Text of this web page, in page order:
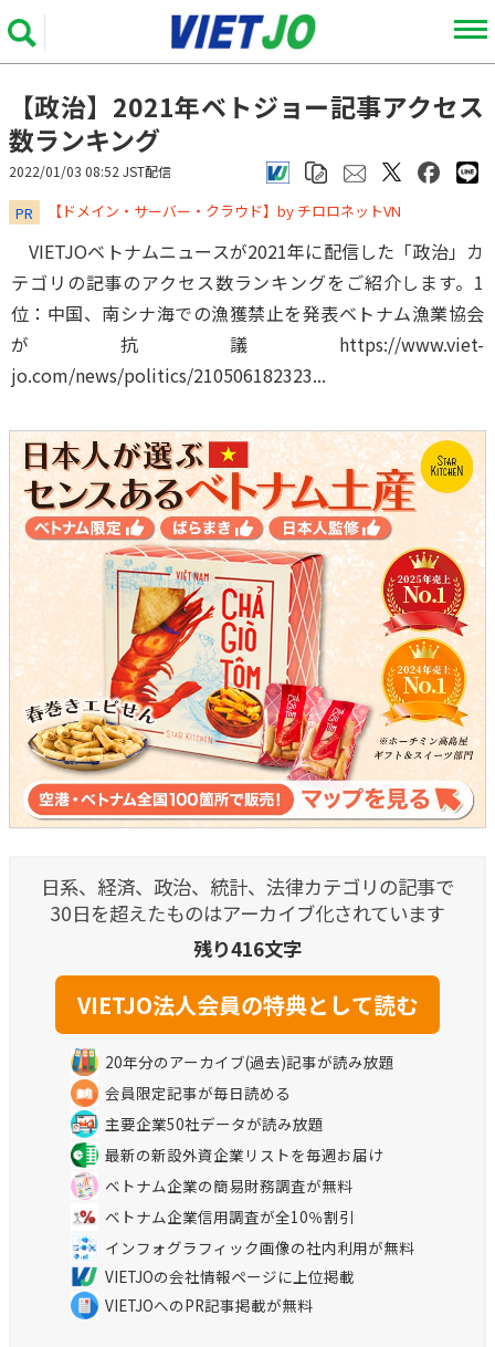
【政治】2021年ベトジョー記事アクセス
数ランキング
2022/01/03 08:52 JST配信
PR ​​​​​​​【ドメイン・サーバー・クラウド】by チロロネットVN
VIETJOベトナムニュースが2021年に配信した「政治」カ
テゴリの記事のアクセス数ランキングをご紹介します。1
位：中国、南シナ海での漁獲禁止を発表ベトナム漁業協会
が抗議https://www.viet-
jo.com/news/politics/210506182323...
日系、経済、政治、統計、法律カテゴリの記事で
30日を超えたものはアーカイブ化されています
残り416文字
20年分のアーカイブ(過去)記事が読み放題
会員限定記事が毎日読める
主要企業50社データが読み放題
最新の新設外資企業リストを毎週お届け
ベトナム企業の簡易財務調査が無料
ベトナム企業信用調査が全10％割引
インフォグラフィック画像の社内利用が無料
VIETJOの会社情報ページに上位掲載
VIETJOへのPR記事掲載が無料